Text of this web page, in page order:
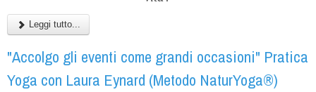
Leggi tutto...
"Accolgo gli eventi come grandi occasioni" Pratica
Yoga con Laura Eynard (Metodo NaturYoga®)